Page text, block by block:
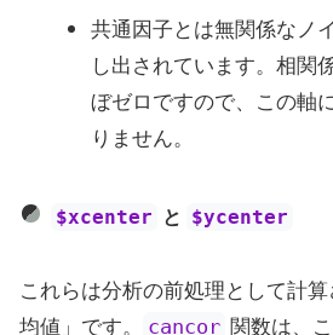
共通因子とは無関係なノ
し出されています。相関
ぼゼロですので、この軸
りません。
$xcenter と $ycenter
これらは分析の前処理として計
均値」です。
cancor 関数は、